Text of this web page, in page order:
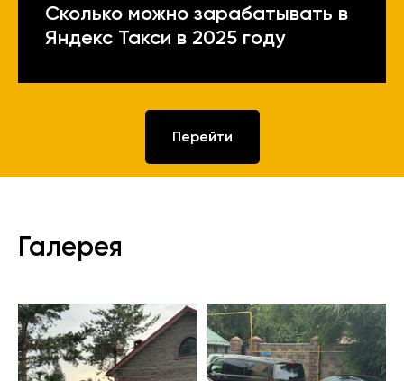
Сколько можно зарабатывать в
Яндекс Такси в 2025 году
Перейти
Галерея